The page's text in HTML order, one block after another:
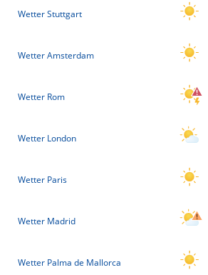
Wetter Stuttgart
Wetter Amsterdam
Wetter Rom
Wetter London
Wetter Paris
Wetter Madrid
Wetter Palma de Mallorca